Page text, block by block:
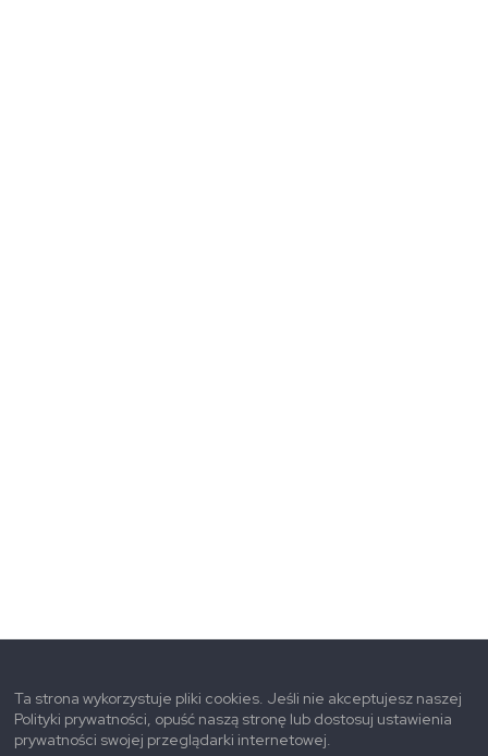
Ta strona wykorzystuje pliki cookies. Jeśli nie akceptujesz naszej
Polityki prywatności, opuść naszą stronę lub dostosuj ustawienia
prywatności swojej przeglądarki internetowej.